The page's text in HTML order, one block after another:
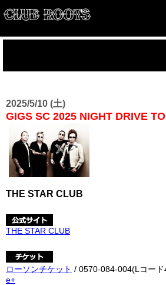
2025/5/10 (土)
GIGS SC 2025 NIGHT DRIVE
THE STAR CLUB
THE STAR CLUB
ローソンチケット / 0570-084-004(Lコード
e+